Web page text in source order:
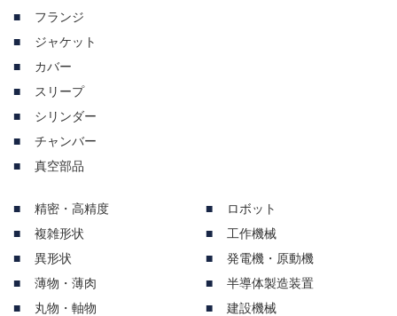
フランジ
ジャケット
カバー
スリープ
シリンダー
チャンバー
真空部品
精密・高精度
複雑形状
異形状
薄物・薄肉
丸物・軸物
ロボット
工作機械
発電機・原動機
半導体製造装置
建設機械